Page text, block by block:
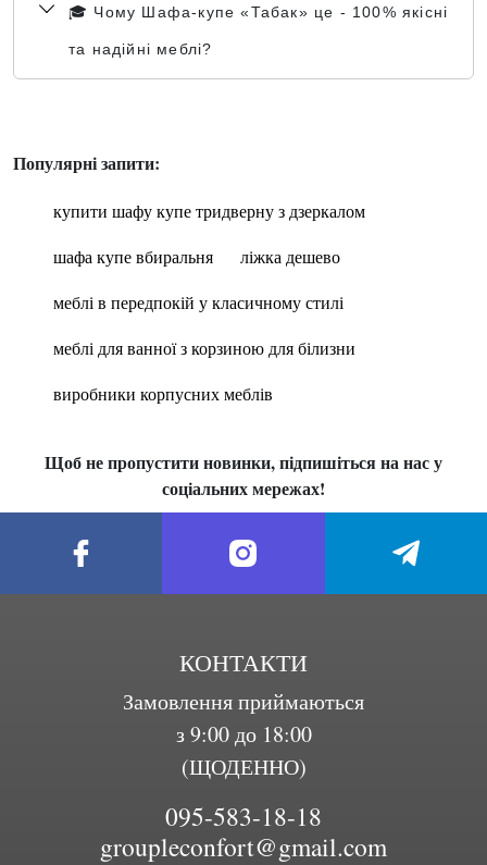
🎓 Чому Шафа-купе «Табак» це - 100% якісні
та надійні меблі?
Популярні запити:
купити шафу купе тридверну з дзеркалом
шафа купе вбиральня
ліжка дешево
меблі в передпокій у класичному стилі
меблі для ванної з корзиною для білизни
виробники корпусних меблів
Щоб не пропустити новинки, підпишіться на нас у
соціальних мережах!
КОНТАКТИ
Замовлення приймаються
з 9:00 до 18:00
(ЩОДЕННО)
095-583-18-18
groupleconfort@gmail.com